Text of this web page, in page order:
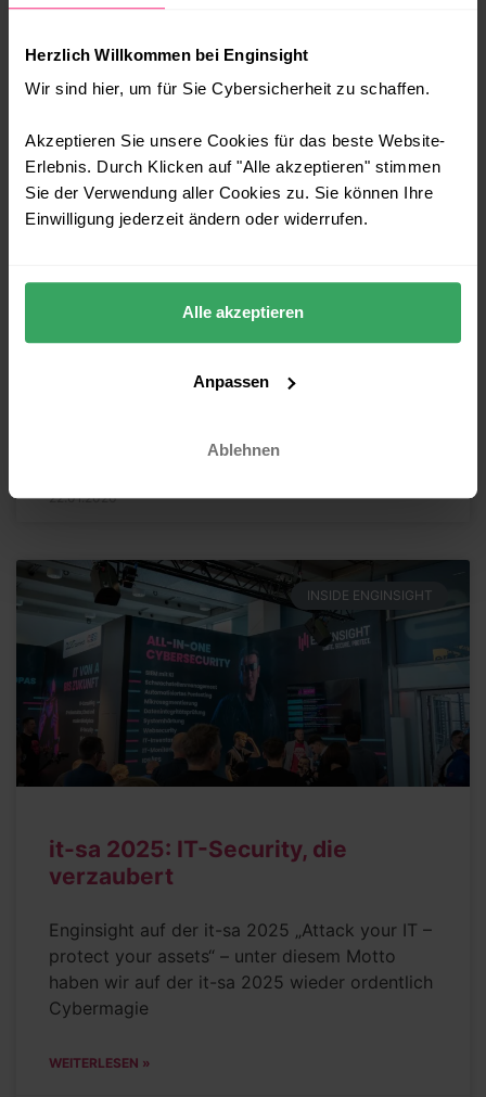
Herzlich Willkommen bei Enginsight
Wir sind hier, um für Sie Cybersicherheit zu schaffen.
Akzeptieren Sie unsere Cookies für das beste Website-
Erlebnis. Durch Klicken auf "Alle akzeptieren" stimmen
Sie der Verwendung aller Cookies zu. Sie können Ihre
Einwilligung jederzeit ändern oder widerrufen.
Alle akzeptieren
Anpassen
Ablehnen
Enginsight Roadmap 2026: Ihr
habt gerufen, wir haben euch
gehört!
Scroll down to see the english version. Im
ersten Halbjahr 2026 richten wir unsere
22.01.2026
INSIDE ENGINSIGHT
it-sa 2025: IT-Security, die
verzaubert
Enginsight auf der it-sa 2025 „Attack your IT –
protect your assets“ – unter diesem Motto
haben wir auf der it-sa 2025 wieder ordentlich
Cybermagie
WEITERLESEN »